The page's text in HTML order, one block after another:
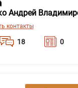
Андрей
контакты
18 0